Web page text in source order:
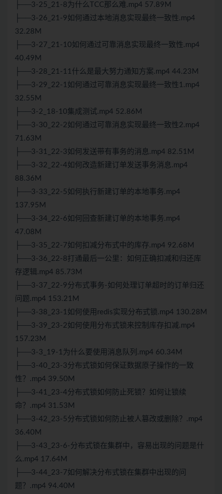
├──3-25_21-8为什么TCC那么难.mp4 57.89M
├──3-26_21-9如何通过本地消息实现最终一致性.mp4
32.28M
├──3-27_21-10如何通过可靠消息实现最终一致性.mp4
40.49M
├──3-28_21-11什么是最大努力通知方案.mp4 44.23M
├──3-29_22-1如何通过可靠消息实现最终一致性1.mp4
32.55M
├──3-2_18-10集成测试.mp4 52.86M
├──3-30_22-2如何通过可靠消息实现最终一致性2.mp4
71.63M
├──3-31_22-3如何发送带有事务的消息.mp4 82.51M
├──3-32_22-4如何改造新建订单发送事务消息.mp4
88.36M
├──3-33_22-5如何执行新建订单的本地事务.mp4
137.95M
├──3-34_22-6如何回查新建订单的本地事务.mp4
47.08M
├──3-35_22-7如何扣减分布式中的库存.mp4 92.68M
├──3-36_22-8打通最后一公里：如何正确扣减和归还库
存逻辑.mp4 85.73M
├──3-37_22-9分布式事务-如何处理订单超时的订单归还
问题.mp4 153.21M
├──3-38_23-1如何使用redis实现分布式锁.mp4 130.28M
├──3-39_23-2如何使用分布式锁来控制库存扣减.mp4
157.23M
├──3-3_19-1为什么要使用消息队列.mp4 60.34M
├──3-40_23-3分布式锁如何保证数据原子操作的一致
性？.mp4 39.50M
├──3-41_23-4分布式锁如何防止死锁？如何让锁续
命？.mp4 31.53M
├──3-42_23-5分布式锁如何防止被人篡改或删除？.mp4
36.40M
├──3-43_23-6-分布式锁在集群中，容易出现的问题是什
么.mp4 17.64M
├──3-44_23-7如何解决分布式锁在集群中出现的问
题？.mp4 94.40M